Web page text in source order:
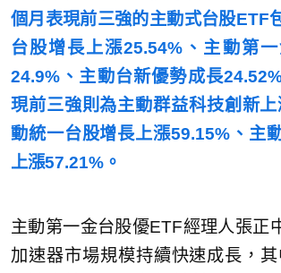
個月表現前三強的主動式台股ETF
台股增長上漲25.54%、主動第
24.9%、主動台新優勢成長
現前三強則為主動群益科技創新
動統一台股增長上漲59.15%、主
上漲57.21%。
主動第一金台股優ETF經理人張正
加速器市場規模持續快速成長，